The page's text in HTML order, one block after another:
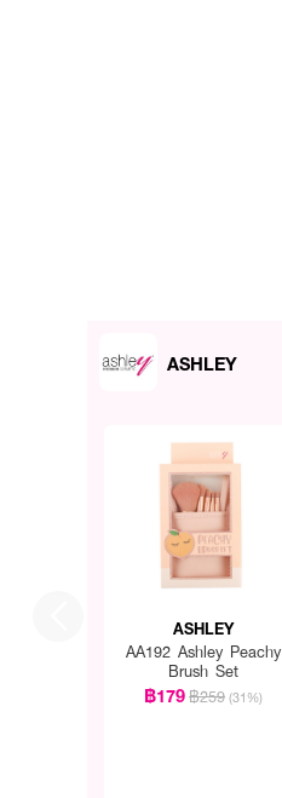
ASHLEY
ASHLEY
AA192 Ashley Peachy
Brush Set
฿179฿259 (31%)